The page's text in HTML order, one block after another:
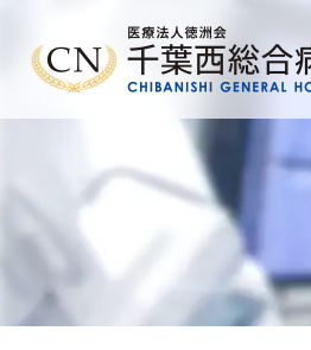
外来のご案内
入院のご案内
診療科
Department
専門医療センター